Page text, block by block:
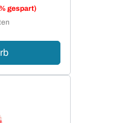
eine
gespart)